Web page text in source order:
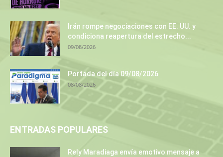
Irán rompe negociaciones con EE. UU. y
condiciona reapertura del estrecho...
09/08/2026
Portada del día 09/08/2026
08/08/2026
ENTRADAS POPULARES
Rely Maradiaga envía emotivo mensaje a